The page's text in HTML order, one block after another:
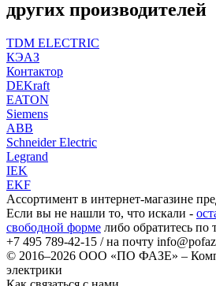
других производителей
TDM ELECTRIC
КЭАЗ
Контактор
DEKraft
EATON
Siemens
ABB
Schneider Electric
Legrand
IEK
EKF
Ассортимент в интернет-магазине
Если вы не нашли то, что искали -
свободной форме либо обратитесь по
+7 495 789-42-15 / на почту
© 2016–2026 ООО «ПО ФАЗЕ» –
электрики